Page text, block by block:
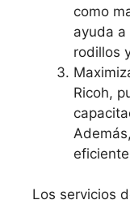
como
ayuda
rodillos
Ricoh,
Los servicios